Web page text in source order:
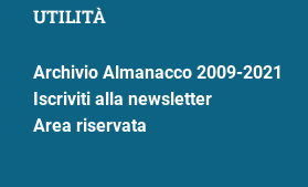
UTILITÀ
Archivio Almanacco 2009-2021
Iscriviti alla newsletter
Area riservata